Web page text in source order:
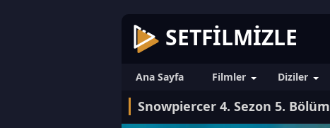
SETFILMIZLE
Ana Sayfa Filmler Diziler
Snowpiercer 4. Sezon 5. Bölüm